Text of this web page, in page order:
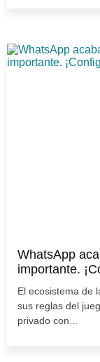
WhatsApp
importante.
El ecosistema de
sus reglas del
privado con...